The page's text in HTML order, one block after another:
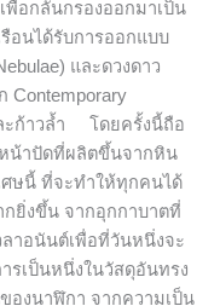
พื่อกลั่นกรองออกมาเป็น
อนได้รับการออกแบบ
และดวงดาว
Contemporary
ะก้าวล้ำ โดยครั้งนี้ถือ
หน้าปัดที่ผลิตขึ้นจากหิน
ษนี้ ที่จะทำให้ทุกคนได้
กยิ่งขึ้น จากอุกกาบาตที่
ลาอนันต์เพื่อที่วันหนึ่งจะ
รเป็นหนึ่งในวัสดุอันทรง
งนาฬิกา จากความเป็น